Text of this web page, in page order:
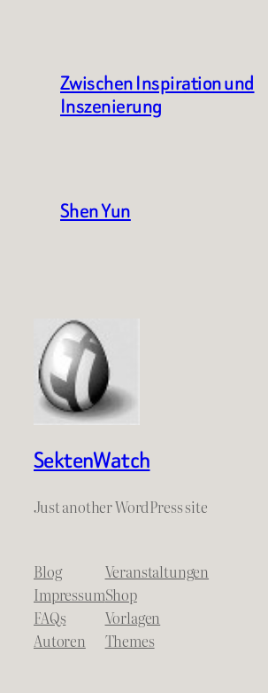
Zwischen Inspiration und
Inszenierung
Shen Yun
SektenWatch
Just another WordPress site
Blog
Impressum
FAQs
Autoren
Veranstaltungen
Shop
Vorlagen
Themes